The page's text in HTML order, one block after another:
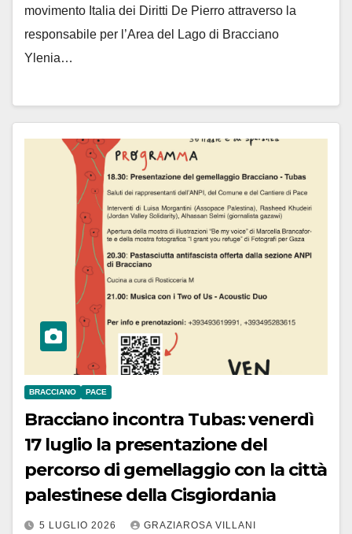
movimento Italia dei Diritti De Pierro attraverso la
responsabile per l’Area del Lago di Bracciano
Ylenia…
BRACCIANO PACE
Bracciano incontra Tubas: venerdì
17 luglio la presentazione del
percorso di gemellaggio con la città
palestinese della Cisgiordania
5 LUGLIO 2026 GRAZIAROSA VILLANI